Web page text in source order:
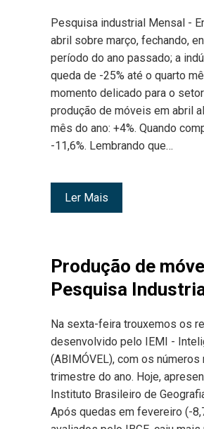
Pesquisa industrial Mensal -
abril sobre março, fechando,
período do ano passado; a
queda de -25% até o quarto
momento delicado para o
produção de móveis em abril
mês do ano: +4%. Quando
-11,6%. Lembrando que…
Ler Mais
Produção de
Pesquisa
Na sexta-feira trouxemos os
desenvolvido pelo IEMI -
(ABIMÓVEL), com os
trimestre do ano. Hoje,
Instituto Brasileiro de
Após quedas em fevereiro (-